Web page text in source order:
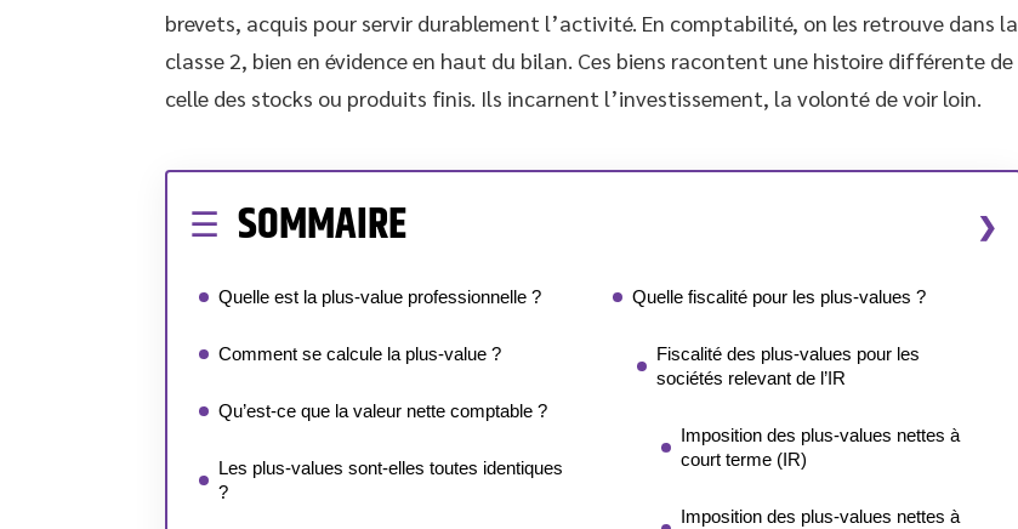
brevets, acquis pour servir durablement l’activité. En comptabilité, on les retrouve dans la
classe 2, bien en évidence en haut du bilan. Ces biens racontent une histoire différente de
celle des stocks ou produits finis. Ils incarnent l’investissement, la volonté de voir loin.
SOMMAIRE
Quelle est la plus-value professionnelle ?
Comment se calcule la plus-value ?
Qu’est-ce que la valeur nette comptable ?
Les plus-values sont-elles toutes identiques
?
Quelle fiscalité pour les plus-values ?
Fiscalité des plus-values pour les
sociétés relevant de l’IR
Imposition des plus-values nettes à
court terme (IR)
Imposition des plus-values nettes à